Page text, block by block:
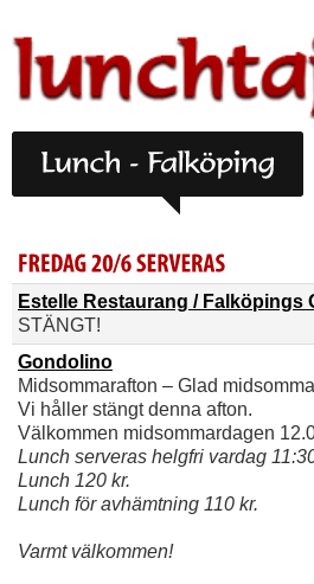
Estelle Restaurang / Falköpings
STÄNGT!
Gondolino
Midsommarafton – Glad
Vi håller stängt denna afton.
Välkommen midsommardagen
Lunch serveras helgfri vardag
Lunch 120 kr.
Lunch för avhämtning 110 kr.
Varmt välkommen!